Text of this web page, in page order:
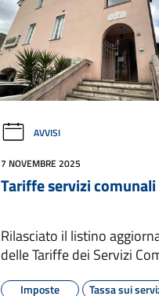
AVVISI
7 NOVEMBRE 2025
Tariffe servizi comunali
Rilasciato il listino
delle Tariffe dei Servizi
Imposte Tassa sui